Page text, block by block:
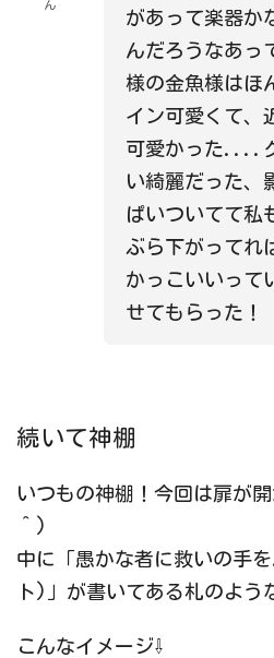
ん
があって楽器か
んだろうなあっ
様の金魚様はほ
イン可愛くて、
可愛かった....
い綺麗だった、
ぱいついてて私
ぶら下がってれ
かっこいいって
せてもらった！
続いて神棚
いつもの神棚！今回は扉が
＾)
中に「愚かな者に救いの手
ト)」が書いてある札のよう
こんなイメージ⇩